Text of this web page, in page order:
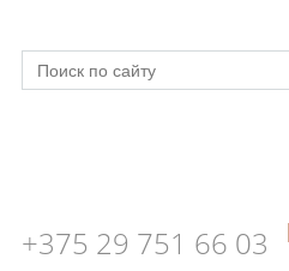
+375 29 751 66 03